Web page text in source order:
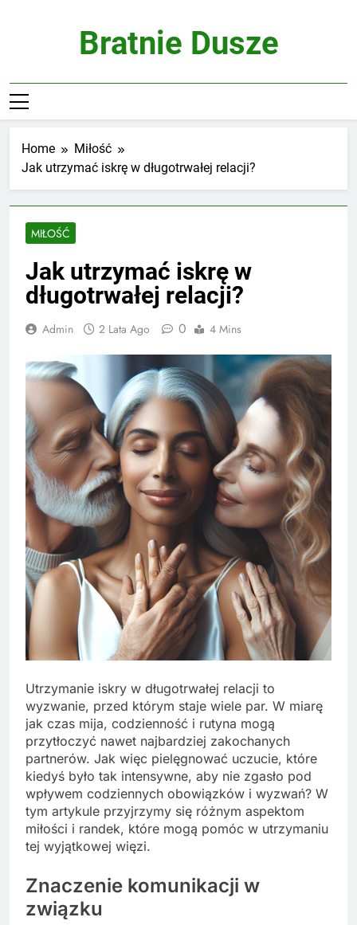
Bratnie Dusze
Home
Miłość
Jak utrzymać iskrę w długotrwałej relacji?
MIŁOŚĆ
Jak utrzymać iskrę w
długotrwałej relacji?
Admin 2 Lata Ago 0 4 Mins
Utrzymanie iskry w długotrwałej relacji to
wyzwanie, przed którym staje wiele par. W miarę
jak czas mija, codzienność i rutyna mogą
przytłoczyć nawet najbardziej zakochanych
partnerów. Jak więc pielęgnować uczucie, które
kiedyś było tak intensywne, aby nie zgasło pod
wpływem codziennych obowiązków i wyzwań? W
tym artykule przyjrzymy się różnym aspektom
miłości i randek, które mogą pomóc w utrzymaniu
tej wyjątkowej więzi.
Znaczenie komunikacji w
związku